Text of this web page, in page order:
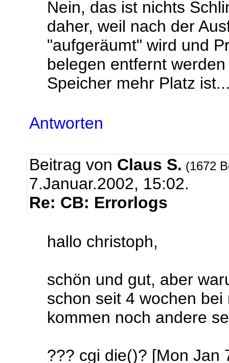
Nein, das ist nichts
daher, weil nach der
"aufgeräumt" wird und
belegen entfernt
Speicher mehr Platz
Antworten
Beitrag von Claus S. (1672
7.Januar.2002, 15:02.
Re: CB: Errorlogs
hallo christoph,
schön und gut, aber
schon seit 4 wochen
kommen noch andere
??? cgi die()? [Mon Jan